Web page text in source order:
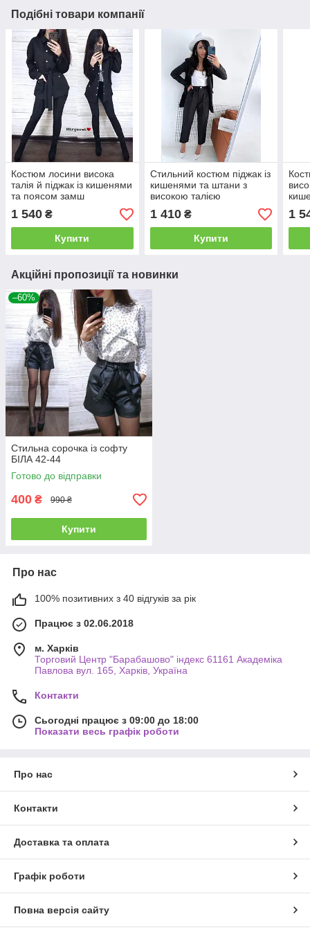
Подібні товари компанії
Костюм лосини висока
талія й піджак із кишенями
та поясом замш
1 540 ₴
Купити
Стильний костюм піджак із
кишенями та штани з
високою талією
1 410₴
Купити
1
Акційні пропозиції та новинки
–60%
Стильна сорочка із софту
БІЛА 42-44
Готово до відправки
400 ₴ 990 ₴
Купити
Про нас
100% позитивних з 40 відгуків за рік
Працює з 02.06.2018
м. Харків
Торговий Центр "Барабашово" індекс 61161 Академіка
Павлова вул. 165, Харків, Україна
Контакти
Сьогодні працює з 09:00 до 18:00
Показати весь графік роботи
Про нас
Контакти
Доставка та оплата
Графік роботи
Повна версія сайту